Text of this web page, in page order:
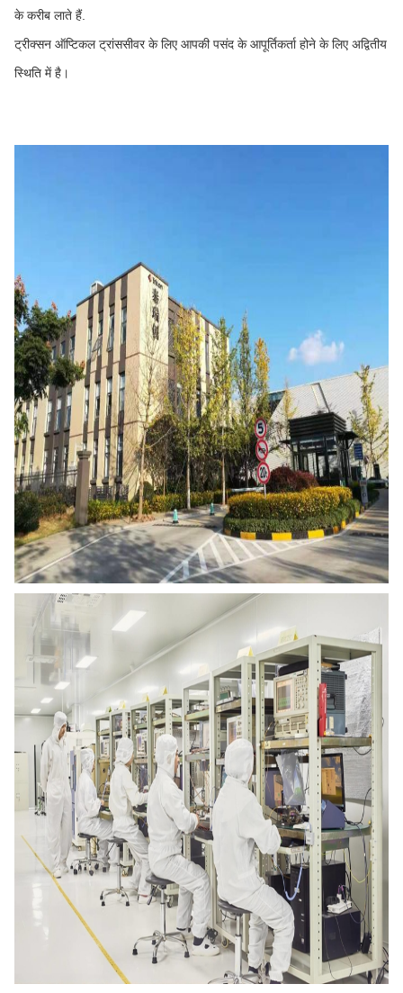
के करीब लाते हैं.
ट्रीक्सन ऑप्टिकल ट्रांससीवर के लिए आपकी पसंद के आपूर्तिकर्ता होने के लिए अद्वितीय
स्थिति में है।